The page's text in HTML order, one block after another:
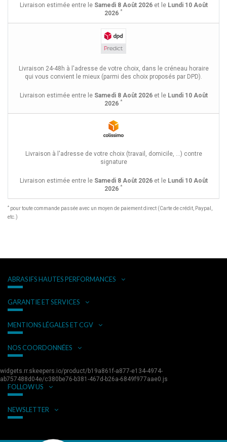
Livraison estimée entre le Samedi 8 Août 2026et le Lundi 10 Août
2026 *
Livraison 24-48h à l'adresse de votre choix, dans le créneau horaire
qui vous convient le mieux (parmi des choix proposés par DPD).
Livraison estimée entre le Samedi 8 Août 2026et le Lundi 10 Août
2026 *
Livraison à l'adresse de votre choix (travail, domicile, ...) contre
signature
Livraison estimée entre le Samedi 8 Août 2026et le Lundi 10 Août
2026 *
* pour toute commande passée avec un moyen de paiement direct (Carte de crédit, Paypal,
etc.)
ABRASIFS HAUTES PERFORMANCES
GARANTIE ET SERVICES
MENTIONS LÉGALES ET CGV
NOS COORDONNÉES
widgets.rr.skeepers.io/product/b19a861f-a877-e134-4974-
ab757488d04e/c380be76-b381-467d-b26a-6849f977aae0.js
FOLLOW US
NEWSLETTER